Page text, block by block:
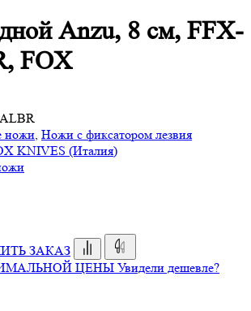
Anzu, 8 см, FFX-
FOX
ножи Ножи с фиксатором лезвия
KNIVES (Италия)
ЗАКАЗ
ЦЕНЫ Увидели дешевле?